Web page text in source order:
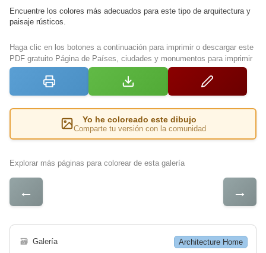
Encuentre los colores más adecuados para este tipo de arquitectura y
paisaje rústicos.
Haga clic en los botones a continuación para imprimir o descargar este
PDF gratuito Página de Países, ciudades y monumentos para imprimir
Yo he coloreado este dibujo
Comparte tu versión con la comunidad
Explorar más páginas para colorear de esta galería
← →
🗃 Galería Architecture Home